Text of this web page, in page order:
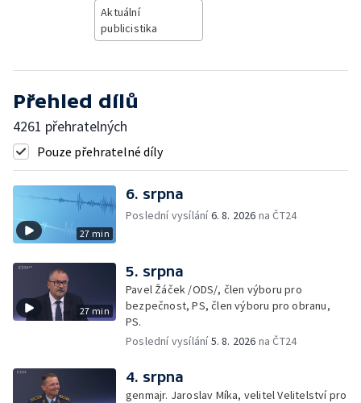
Aktuální
publicistika
Přehled dílů
4261 přehratelných
Pouze přehratelné díly
27 min
6. srpna
Poslední vysílání6. 8. 2026 na ČT24
27 min
5. srpna
Pavel Žáček /ODS/, člen výboru pro
bezpečnost, PS, člen výboru pro obranu,
PS.
Poslední vysílání5. 8. 2026 na ČT24
4. srpna
genmajr. Jaroslav Míka, velitel Velitelství pro